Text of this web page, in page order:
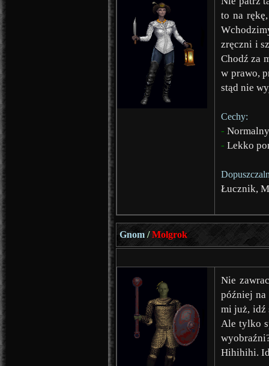
to na
zręczni i
Chodź za
w prawo,
stąd nie
Cechy:
-
- Lekko
Łucznik,
Gnom/Molgrok
Nie
później na
mi już, idź
Ale tylko
Hihihihi.